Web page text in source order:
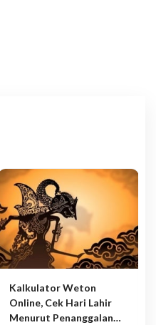
Kalkulator Weton
Online, Cek Hari Lahir
Menurut Penanggalan